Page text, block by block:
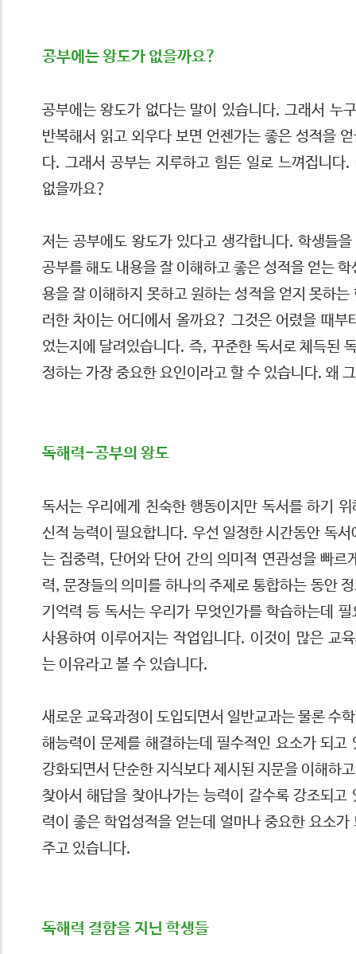
공부에는 왕도가 없을까요?
공부에는 왕도가 없다는 말이 있습니다. 그래서 누
반복해서 읽고 외우다 보면 언젠가는 좋은 성적을
다. 그래서 공부는 지루하고 힘든 일로 느껴집니다
없을까요?
저는 공부에도 왕도가 있다고 생각합니다. 학생들
공부를 해도 내용을 잘 이해하고 좋은 성적을 얻는
용을 잘 이해하지 못하고 원하는 성적을 얻지 못하
러한 차이는 어디에서 올까요? 그것은 어렸을 때부
었는지에 달려있습니다. 즉, 꾸준한 독서로 체득된
정하는 가장 중요한 요인이라고 할 수 있습니다. 왜
독해력-공부의 왕도
독서는 우리에게 친숙한 행동이지만 독서를 하기
신적 능력이 필요합니다. 우선 일정한 시간동안 독
는 집중력, 단어와 단어 간의 의미적 연관성을 빠르
력, 문장들의 의미를 하나의 주제로 통합하는 동안
기억력 등 독서는 우리가 무엇인가를 학습하는데
사용하여 이루어지는 작업입니다. 이것이 많은 교
는 이유라고 볼 수 있습니다.
새로운 교육과정이 도입되면서 일반교과는 물론 수
해능력이 문제를 해결하는데 필수적인 요소가 되고
강화되면서 단순한 지식보다 제시된 지문을 이해하
찾아서 해답을 찾아나가는 능력이 갈수록 강조되고
력이 좋은 학업성적을 얻는데 얼마나 중요한 요소가
주고 있습니다.
독해력 결함을 지닌 학생들